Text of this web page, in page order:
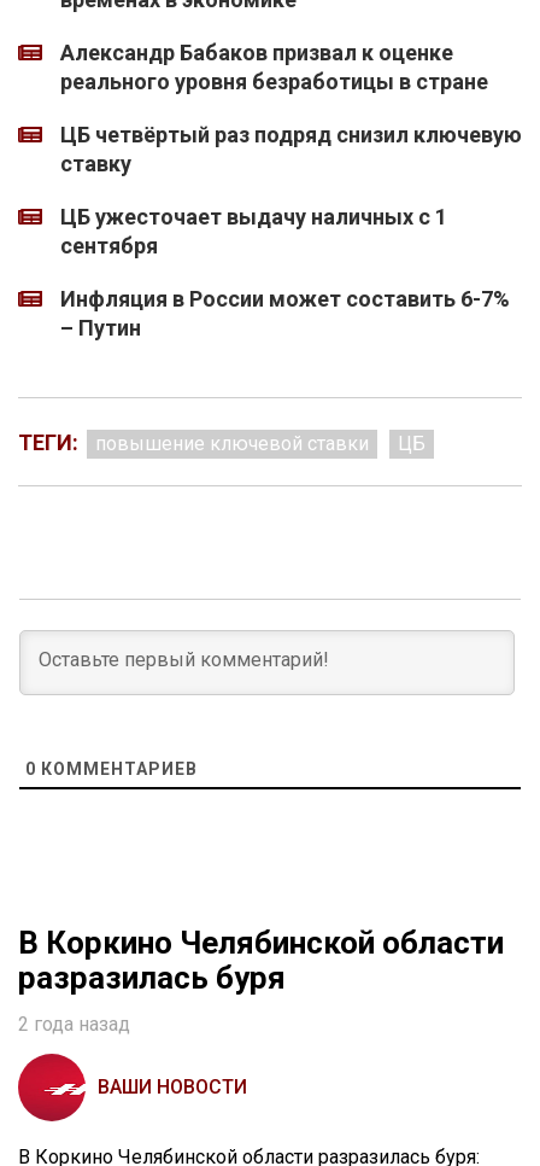
Александр Бабаков призвал к оценке
реального уровня безработицы в стране
ЦБ четвёртый раз подряд снизил ключевую
ставку
ЦБ ужесточает выдачу наличных с 1
сентября
Инфляция в России может составить 6-7%
– Путин
ТЕГИ: повышение ключевой ставки ЦБ
0 КОММЕНТАРИЕВ
В Коркино Челябинской области
разразилась буря
2 года назад
ВАШИ НОВОСТИ
В Коркино Челябинской области разразилась буря: